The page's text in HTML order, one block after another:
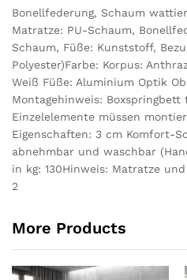
Bonellfederung, Schaum
Matratze: PU-Schaum,
Schaum, Füße: Kunststoff,
Polyester)Farbe: Korpus:
Weiß Füße: Aluminium Optik
Montagehinweis:
Einzelelemente müssen
Eigenschaften: 3 cm Komfort-
abnehmbar und waschbar
in kg: 130Hinweis: Matratze
2
More Products